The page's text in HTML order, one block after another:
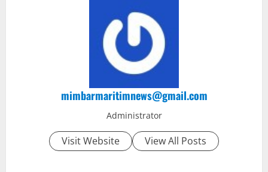
mimbarmaritimnews@gmail.com
Administrator
Visit Website View All Posts